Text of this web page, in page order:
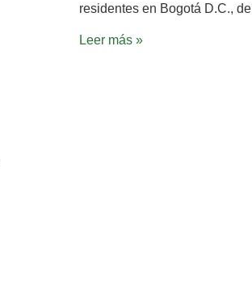
residentes en Bogotá D.C., de
Leer más »